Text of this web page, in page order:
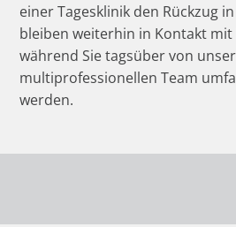
einer Tagesklinik den Rückzug
bleiben weiterhin in Kontakt mit
während Sie tagsüber von
multiprofessionellen Team
werden.